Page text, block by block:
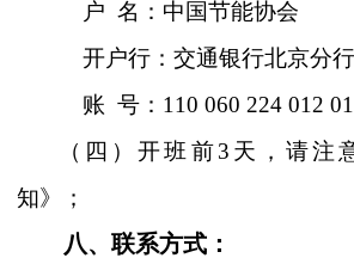
户 名：中国节能协会
开户行：交通银行北京分
账 号： 110 060 224 012
（四）开班前3 天，请注
知》；
八、联系方式：